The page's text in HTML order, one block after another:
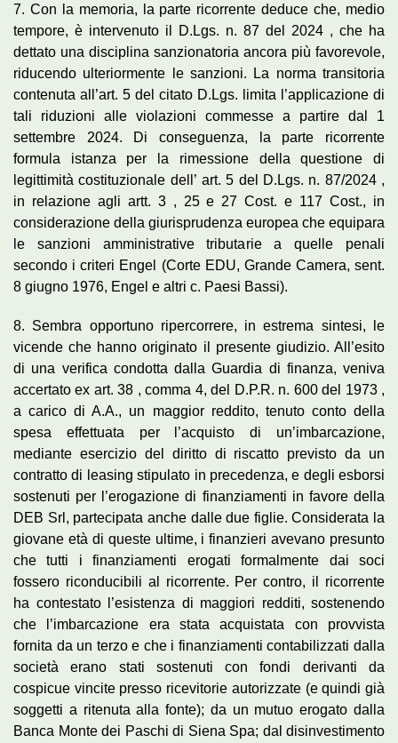
7. Con la memoria, la parte ricorrente deduce che, medio
tempore, è intervenuto il D.Lgs. n. 87 del 2024 , che ha
dettato una disciplina sanzionatoria ancora più favorevole,
riducendo ulteriormente le sanzioni. La norma transitoria
contenuta all’art. 5 del citato D.Lgs. limita l’applicazione di
tali riduzioni alle violazioni commesse a partire dal 1
settembre 2024. Di conseguenza, la parte ricorrente
formula istanza per la rimessione della questione di
legittimità costituzionale dell’ art. 5 del D.Lgs. n. 87/2024 ,
in relazione agli artt. 3 , 25 e 27 Cost. e 117 Cost., in
considerazione della giurisprudenza europea che equipara
le sanzioni amministrative tributarie a quelle penali
secondo i criteri Engel (Corte EDU, Grande Camera, sent.
8 giugno 1976, Engel e altri c. Paesi Bassi).
8. Sembra opportuno ripercorrere, in estrema sintesi, le
vicende che hanno originato il presente giudizio. All’esito
di una verifica condotta dalla Guardia di finanza, veniva
accertato ex art. 38 , comma 4, del D.P.R. n. 600 del 1973 ,
a carico di A.A., un maggior reddito, tenuto conto della
spesa effettuata per l’acquisto di un’imbarcazione,
mediante esercizio del diritto di riscatto previsto da un
contratto di leasing stipulato in precedenza, e degli esborsi
sostenuti per l’erogazione di finanziamenti in favore della
DEB Srl, partecipata anche dalle due figlie. Considerata la
giovane età di queste ultime, i finanzieri avevano presunto
che tutti i finanziamenti erogati formalmente dai soci
fossero riconducibili al ricorrente. Per contro, il ricorrente
ha contestato l’esistenza di maggiori redditi, sostenendo
che l’imbarcazione era stata acquistata con provvista
fornita da un terzo e che i finanziamenti contabilizzati dalla
società erano stati sostenuti con fondi derivanti da
cospicue vincite presso ricevitorie autorizzate (e quindi già
soggetti a ritenuta alla fonte); da un mutuo erogato dalla
Banca Monte dei Paschi di Siena Spa; dal disinvestimento